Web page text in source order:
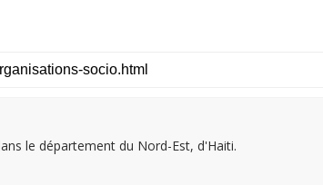
le département du Nord-Est, d'Haiti.